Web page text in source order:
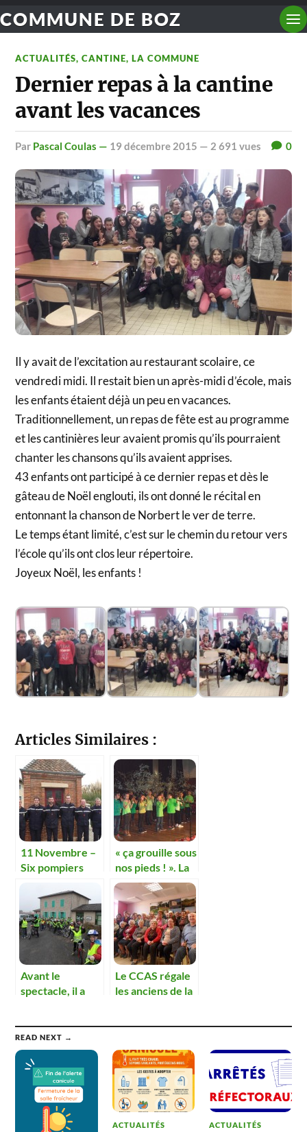
COMMUNE DE BOZ
ACTUALITÉS,CANTINE,LA COMMUNE
Dernier repas à la cantine
avant les vacances
par Pascal Coulas — 19 décembre 2015 — 2 691 vues 0
Il y avait de l’excitation au restaurant scolaire, ce
vendredi midi. Il restait bien un après-midi d’école, mais
les enfants étaient déjà un peu en vacances.
Traditionnellement, un repas de fête est au programme
et les cantinières leur avaient promis qu’ils pourraient
chanter les chansons qu’ils avaient apprises.
43 enfants ont participé à ce dernier repas et dès le
gâteau de Noël englouti, ils ont donné le récital en
entonnant la chanson de Norbert le ver de terre.
Le temps étant limité, c’est sur le chemin du retour vers
l’école qu’ils ont clos leur répertoire.
Joyeux Noël, les enfants !
Articles Similaires :
11 Novembre –
Six pompiers
honorés
« ça grouille sous
nos pieds ! ». La
comédie
musicale des
écoliers.
Avant le
spectacle, il a
Le CCAS régale
les anciens de la
READ NEXT →
ACTUALITÉS ACTUALITÉS